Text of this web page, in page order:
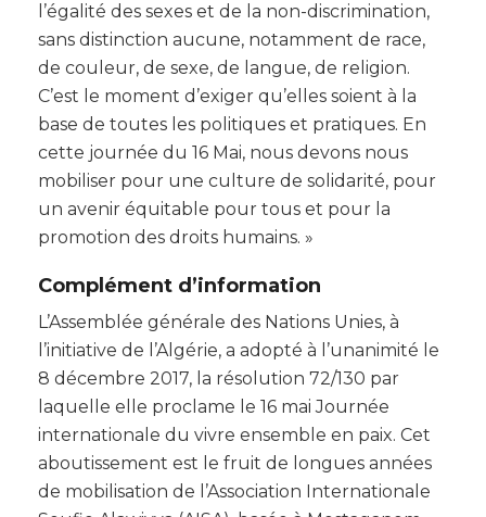
l’égalité des sexes et de la non-discrimination,
sans distinction aucune, notamment de race,
de couleur, de sexe, de langue, de religion.
C’est le moment d’exiger qu’elles soient à la
base de toutes les politiques et pratiques. En
cette journée du 16 Mai, nous devons nous
mobiliser pour une culture de solidarité, pour
un avenir équitable pour tous et pour la
promotion des droits humains. »
Complément d’information
L’Assemblée générale des Nations Unies, à
l’initiative de l’Algérie, a adopté à l’unanimité le
8 décembre 2017, la résolution 72/130 par
laquelle elle proclame le 16 mai Journée
internationale du vivre ensemble en paix. Cet
aboutissement est le fruit de longues années
de mobilisation de l’Association Internationale